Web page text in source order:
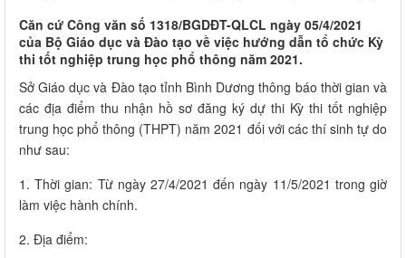
Căn cứ Công văn số 1318/BGDĐT-QLCL ngày 05/4/2021
của Bộ Giáo dục và Đào tạo về việc hướng dẫn tổ chức Kỳ
thi tốt nghiệp trung học phổ thông năm 2021.
Sở Giáo dục và Đào tạo tỉnh Bình Dương thông báo thời gian và
các địa điểm thu nhận hồ sơ đăng ký dự thi Kỳ thi tốt nghiệp
trung học phổ thông (THPT) năm 2021 đối với các thí sinh tự do
như sau:
1. Thời gian: Từ ngày 27/4/2021 đến ngày 11/5/2021 trong giờ
làm việc hành chính.
2. Địa điểm: